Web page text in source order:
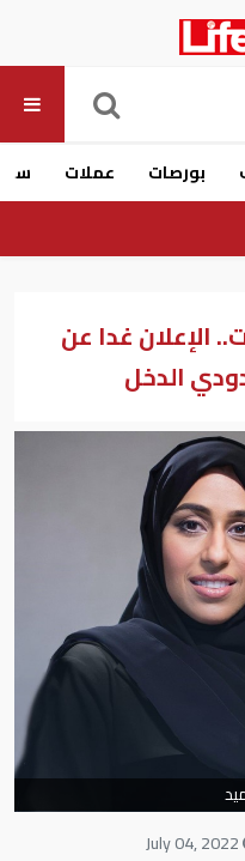
بورصات عملات
الإعلان غدا عن
الدخل